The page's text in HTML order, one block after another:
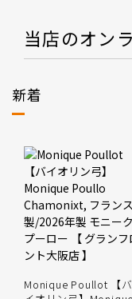
当店のオン
新着
Monique Poullot 【バ